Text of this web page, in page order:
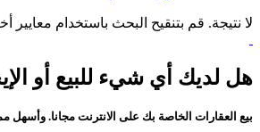
لا نتيجة. قم بتنقيح البحث باستخدام معايير
هل لديك أي شيء للبيع أو
بيع العقارات الخاصة بك على الانترنت مجانا. وأسهل